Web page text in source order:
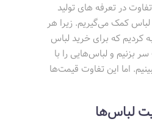
در تعرفه های تولید
لباس کمک می‌گیریم. زیرا هر
کردیم که برای خرید لباس
بزنیم و لباس‌هایی را با
اما این تفاوت قیمت‌ها